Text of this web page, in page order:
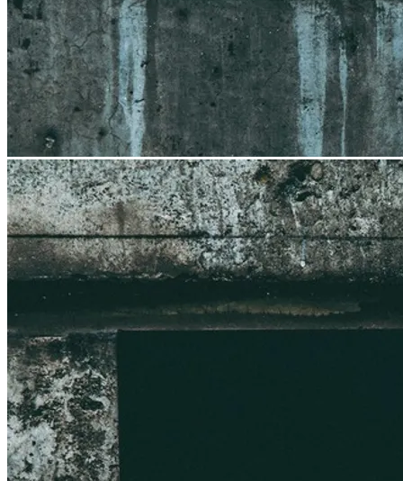
CAMELLIA店オープン記念クーポン(8%OFF): CAMELLIA
期間限定
ブレンド
ストレート
ドリップパック
カフェオレベース
ギフト
スイーツ
コーヒーツール
期間限定